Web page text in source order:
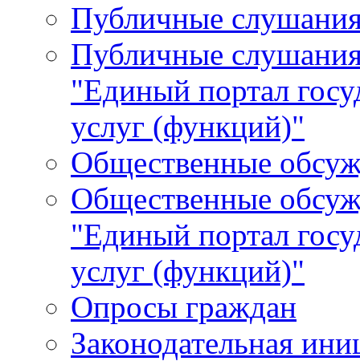
Публичные
Публичные
"Единый портал
услуг (функций)"
Общественные
Общественные
"Единый портал
услуг (функций)"
Опросы граждан
Законодательная